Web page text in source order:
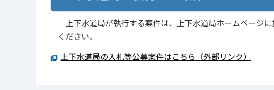
上下水道局が執行する案件は、上下水道局ホームページ
ください。
上下水道局の入札等公募案件はこちら（外部リンク）